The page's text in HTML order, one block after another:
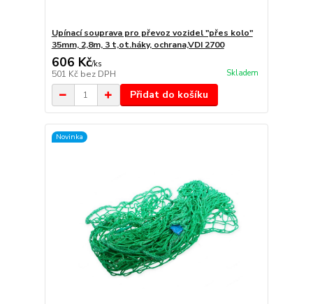
Upínací souprava pro převoz vozidel "přes kolo"
35mm, 2,8m, 3 t,ot.háky, ochrana,VDI 2700
606 Kč/ks
501 Kč bez DPH Skladem
Přidat do košíku
Novinka